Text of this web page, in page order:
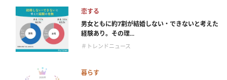
恋する
男女ともに約7割が結婚しない・できないと考えた
経験あり。その理...
＃トレンドニュース
暮らす